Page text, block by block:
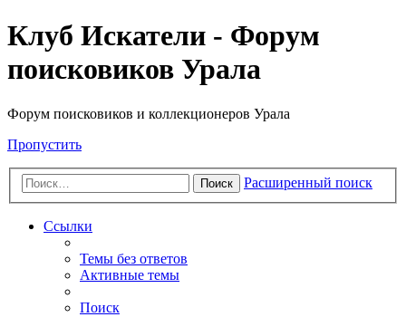
Клуб Искатели - Форум
поисковиков Урала
Форум поисковиков и коллекционеров Урала
Пропустить
Поиск Расширенный поиск
Ссылки
Темы без ответов
Активные темы
Поиск